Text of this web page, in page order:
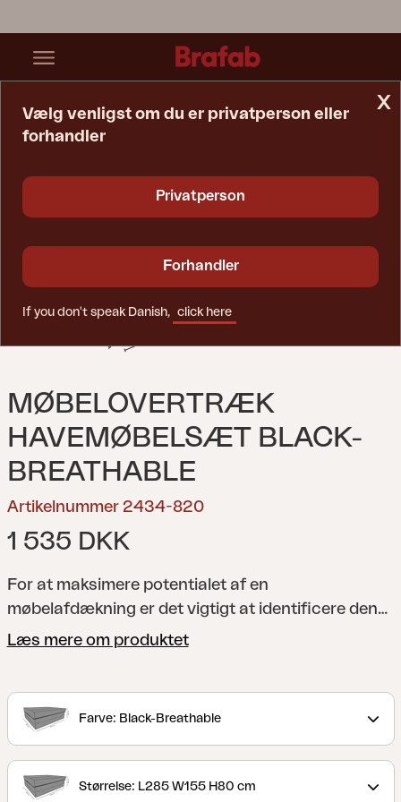
MØBELOVERTRÆK
HAVEMØBELSÆT BLACK-
BREATHABLE
Artikelnummer 2434-820
1 535 DKK
For at maksimere potentialet af en
møbelafdækning er det vigtigt at identificere den
passende størrelse. Hvis møbelafdækningen er for
strækkes, hvilket medfører unødvendig slid på
materialet. Hvis møbelafdækningen er for stor, kan
Med andre ord er en møbelafdækning i den rigtige
Læs mere om produktet
Farve: Black-Breathable
Størrelse: L285 W155 H80 cm
x
Vælg venligst om du er privatperson eller
forhandler
Privatperson
Forhandler
If you don't speak Danish, click here